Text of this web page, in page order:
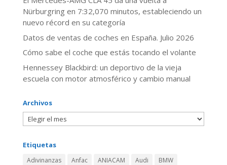
Nürburgring en 7:32,070 minutos, estableciendo un
nuevo récord en su categoría
Datos de ventas de coches en España. Julio 2026
​Cómo sabe el coche que estás tocando el volante
Hennessey Blackbird: un deportivo de la vieja
escuela con motor atmosférico y cambio manual
Archivos
Etiquetas
Adivinanzas Anfac ANIACAM Audi
BMW